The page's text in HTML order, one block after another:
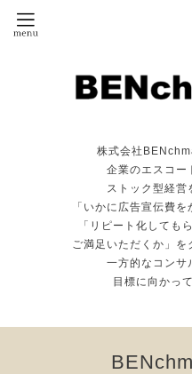
株式会社
企業のエスコー
ストック型経営
「いかに広告宣伝費
「リピート化しても
ご満足いただくか」を
一方的なコンサ
目標に向かっ